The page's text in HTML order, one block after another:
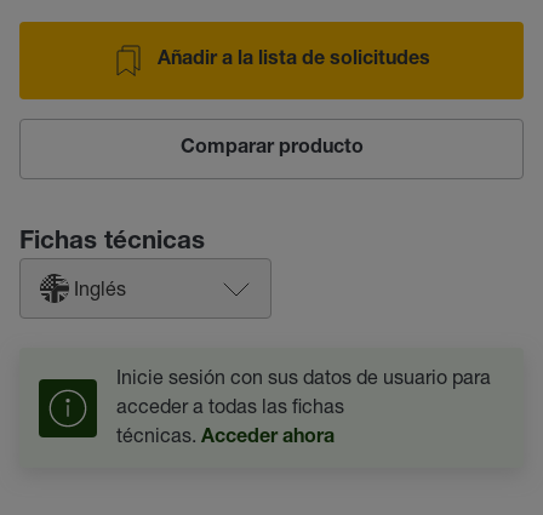
Añadir a la lista de solicitudes
Comparar producto
Fichas técnicas
Inglés
Inicie sesión con sus datos de usuario para
acceder a todas las fichas
técnicas. Acceder ahora